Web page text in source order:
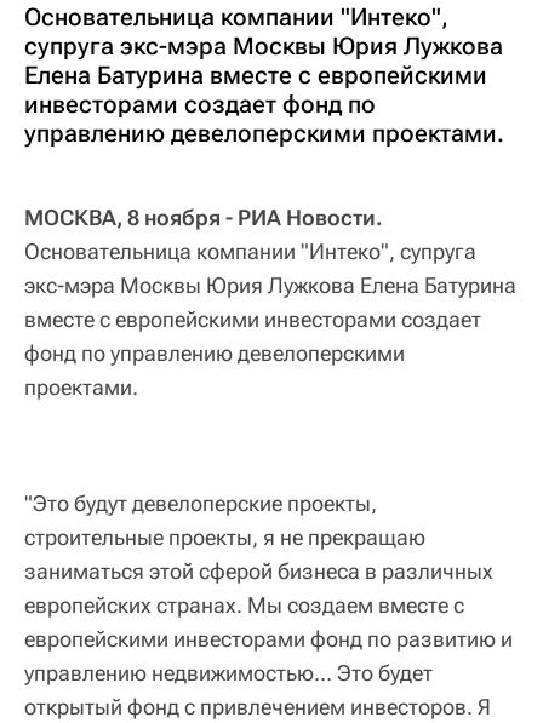
Основательница компании "Интеко",
супруга экс-мэра Москвы Юрия Лужкова
Елена Батурина вместе с европейскими
инвесторами создает фонд по
управлению девелоперскими проектами.
МОСКВА, 8 ноября - РИА Новости.
Основательница компании "Интеко", супруга
экс-мэра Москвы Юрия Лужкова Елена Батурина
вместе с европейскими инвесторами создает
фонд по управлению девелоперскими
проектами.
"Это будут девелоперские проекты,
строительные проекты, я не прекращаю
заниматься этой сферой бизнеса в различных
европейских странах. Мы создаем вместе с
европейскими инвесторами фонд по развитию и
управлению недвижимостью... Это будет
открытый фонд с привлечением инвесторов. Я